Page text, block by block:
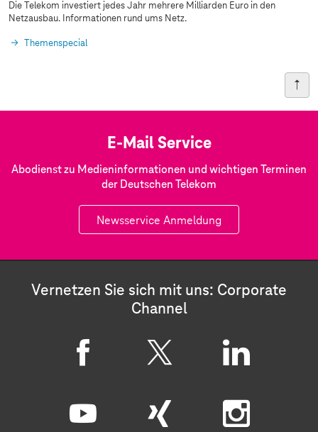
Die Telekom investiert jedes Jahr mehrere Milliarden Euro in den
Netzausbau. Informationen rund ums Netz.
Themenspecial
E-Mail Service
Abodienst zu Medieninformationen und wichtigen Terminen
der Deutschen Telekom
Newsservice Anmeldung
Vernetzen Sie sich mit uns: Corporate
Channel
a
i